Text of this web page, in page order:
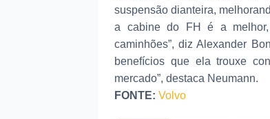
suspensão dianteira,
a cabine do FH é a
caminhões”, diz Alexander
benefícios que ela trouxe
mercado”, destaca Neumann.
FONTE: Volvo